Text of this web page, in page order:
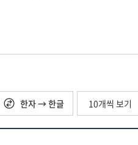
한자 → 한글